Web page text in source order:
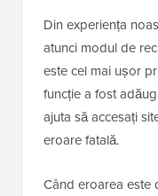
Din experiența
atunci modul de
este cel mai ușor
funcție a fost
ajuta să accesați
eroare fatală.
Când eroarea este